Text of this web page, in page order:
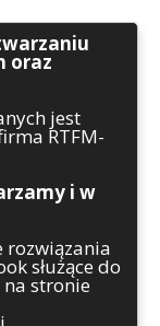
oraz
jest
RTFM-
i w
rozwiązania
służące do
stronie